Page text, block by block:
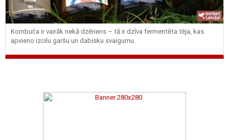
Kombuča ir vairāk nekā dzēriens – tā ir dzīva fermentēta tēja, kas
apvieno izcilu garšu un dabisku svaigumu.